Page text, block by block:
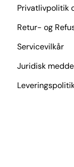
Privatlivpolitik
Retur- og
Servicevilkår
Juridisk